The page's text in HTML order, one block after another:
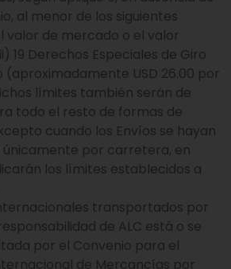
al menor de los siguientes
valor de mercado o el valor
19 Derechos Especiales de Giro
(aproximadamente USD 26.00 por
límites también serán de
todo el resto de formas de
cuando los Envíos se hayan
por carretera, en
los límites establecidos a
transportados por
de ALC está o se
por el Convenio para el
de Mercancías por